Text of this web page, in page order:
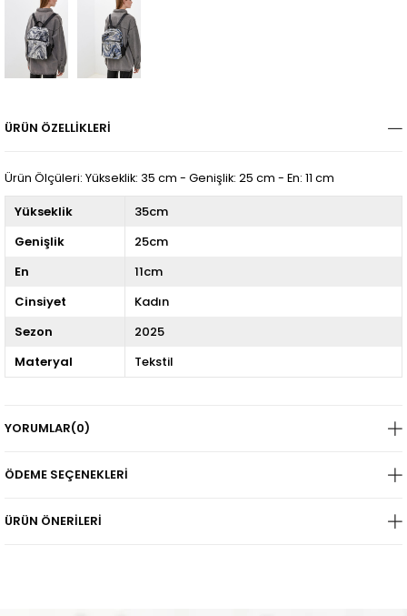
ÜRÜN ÖZELLIKLERI
Ürün Ölçüleri: Yükseklik: 35 cm - Genişlik: 25 cm - En: 11 cm
Yükseklik
35cm
Genişlik
25cm
En
11cm
Cinsiyet
Kadın
Sezon
2025
Materyal
Tekstil
YORUMLAR(0)
ÖDEME SEÇENEKLERI
ÜRÜN ÖNERILERI